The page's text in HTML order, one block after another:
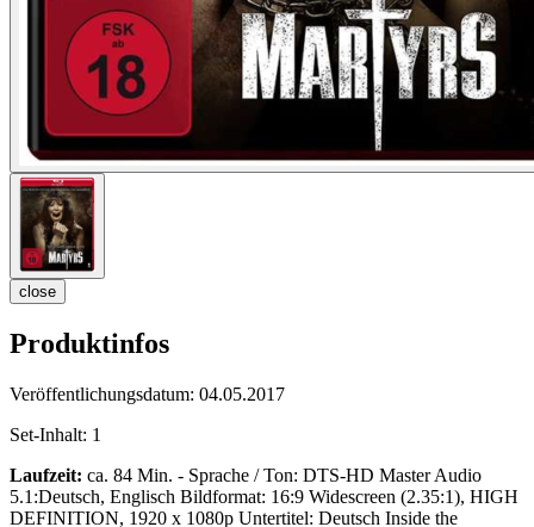
close
Produktinfos
Veröffentlichungsdatum: 04.05.2017
Set-Inhalt: 1
Laufzeit: ca. 84 Min. - Sprache / Ton: DTS-HD Master Audio
5.1:Deutsch, Englisch Bildformat: 16:9 Widescreen (2.35:1), HIGH
DEFINITION, 1920 x 1080p Untertitel: Deutsch Inside the